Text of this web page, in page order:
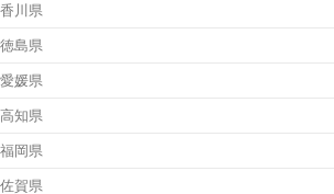
香川県
徳島県
愛媛県
高知県
福岡県
佐賀県